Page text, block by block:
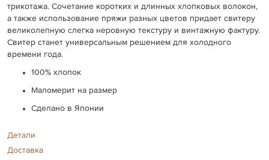
трикотажа. Сочетание коротких и длинных хлопковых волокон,
а также использование пряжи разных цветов придает свитеру
великолепную слегка неровную текстуру и винтажную фактуру.
Свитер станет универсальным решением для холодного
времени года.
100% хлопок
Маломерит на размер
Сделано в Японии
Детали
Доставка